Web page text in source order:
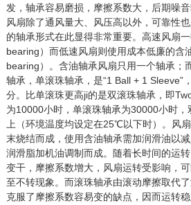
发，轴承容易磨损，摩擦系数大，后期噪
风扇除了通风量大、风压高以外，可靠性
的轴承形式在此显得非常重要。高速风扇
bearing）而低速风扇则使用成本低廉的含
bearing）。含油轴承风扇只用一个轴承；
轴承，单滚珠轴承，是“1 Ball + 1 Sleeve”
分。比单滚珠更高ji的是双滚珠轴承，即
为10000小时，单滚珠轴承为30000小时
上（环境温度均设定在25℃以下时）。风
末烧结而成，使用含油轴承需加润滑油以
润滑脂加机油调制而成。随着长时间的运
变干，摩擦系数增大，风扇运转受影响，
至不转现象。而滚珠轴承由滚动摩擦取代
克服了摩擦系数容易变的缺点，因而运转